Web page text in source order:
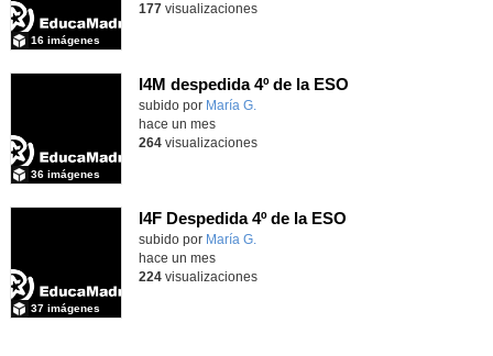
16 imágenes
177visualizaciones
I4M despedida 4º de la ESO
subido por María G.
36 imágenes
hace un mes
264visualizaciones
I4F Despedida 4º de la ESO
subido por María G.
37 imágenes
hace un mes
224visualizaciones